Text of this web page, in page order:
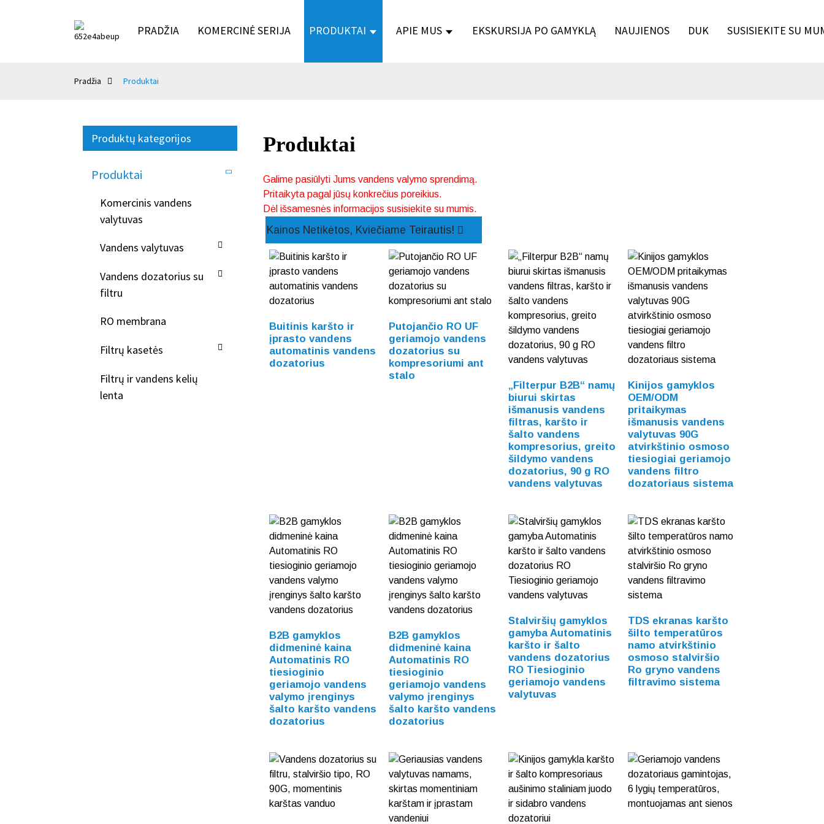
PRADŽIA KOMERCINĖ SERIJA PRODUKTAI APIE MUS EKSKURSIJA PO GAMYKLĄ NAUJIENOS DUK SUSISIEKITE SU
Pradžia Produktai
Produktų kategorijos
Produktai
Komercinis vandens
valytuvas
Vandens valytuvas
Vandens dozatorius su
filtru
RO membrana
Filtrų kasetės
Filtrų ir vandens kelių
lenta
Produktai
Galime pasiūlyti Jums vandens valymo sprendimą.
Pritaikyta pagal jūsų konkrečius poreikius.
Dėl išsamesnės informacijos susisiekite su mumis.
Kainos Netikėtos, Kviečiame Teirautis!
Buitinis karšto ir
įprasto vandens
automatinis vandens
dozatorius
Putojančio RO UF
geriamojo vandens
dozatorius su
kompresoriumi ant
stalo
„Filterpur B2B“ namų
biurui skirtas
išmanusis vandens
filtras, karšto ir
šalto vandens
kompresorius, greito
šildymo vandens
dozatorius, 90 g RO
vandens valytuvas
Kinijos gamyklos
OEM/ODM
pritaikymas
išmanusis vandens
valytuvas 90G
atvirkštinio osmoso
tiesiogiai geriamojo
vandens filtro
dozatoriaus sistema
B2B gamyklos
didmeninė kaina
Automatinis RO
tiesioginio
geriamojo vandens
valymo įrenginys
šalto karšto vandens
dozatorius
B2B gamyklos
didmeninė kaina
Automatinis RO
tiesioginio
geriamojo vandens
valymo įrenginys
šalto karšto vandens
dozatorius
Stalviršių gamyklos
gamyba Automatinis
karšto ir šalto
vandens dozatorius
RO Tiesioginio
geriamojo vandens
valytuvas
TDS ekranas karšto
šilto temperatūros
namo atvirkštinio
osmoso stalviršio
Ro gryno vandens
filtravimo sistema